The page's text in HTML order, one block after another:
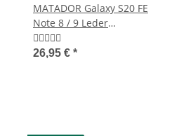
MATADOR Galaxy S20 FE
Note 8 / 9 Leder
Handytasche Vertikal
Schwarz
26,95 € *